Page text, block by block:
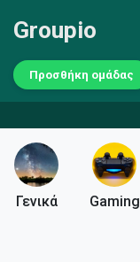
Groupio
Προσθήκη ομάδας
Γενικά Gaming